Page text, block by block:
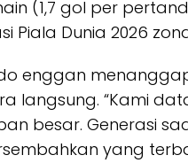
(1,7 gol per
Piala Dunia 2026 zona
enggan
langsung. “Kami
besar. Generasi
yang